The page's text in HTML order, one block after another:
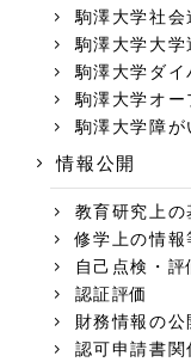
駒澤大学社
駒澤大学大
駒澤大学ダ
駒澤大学オ
駒澤大学障
情報公開
教育研究上の
修学上の情報
自己点検・評
認証評価
財務情報の公
認可申請書関